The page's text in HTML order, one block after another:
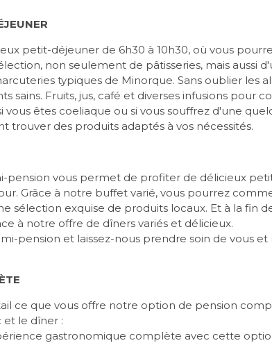
petit-déjeuner de 6h30 à 10h30, où vous
non seulement de pâtisseries, mais aussi
typiques de Minorque. Sans oublier les
sains. Fruits, jus, café et diverses infusions pour
vous êtes coeliaque ou si vous souffrez d'une
trouver des produits adaptés à vos nécessités.
pension vous permet de profiter de délicieux
Grâce à notre buffet varié, vous pourrez
sélection exquise de produits locaux. Et à la fin
à notre offre de dîners variés et délicieux.
pension et laissez-nous prendre soin de vous
ce que vous offre notre option de pension
et le dîner :
gastronomique complète avec cette